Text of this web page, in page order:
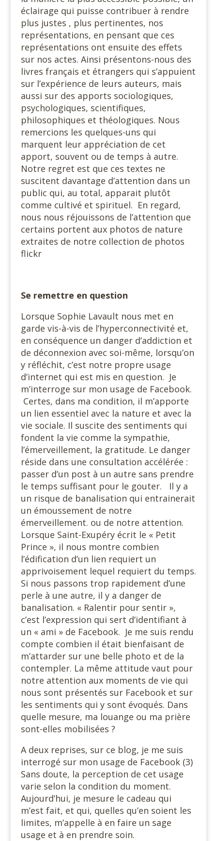
éclairage qui puisse contribuer à rendre
plus justes , plus pertinentes, nos
représentations, en pensant que ces
représentations ont ensuite des effets
sur nos actes. Ainsi présentons-nous des
livres français et étrangers qui s’appuient
sur l’expérience de leurs auteurs, mais
aussi sur des apports sociologiques,
psychologiques, scientifiques,
philosophiques et théologiques. Nous
remercions les quelques-uns qui
marquent leur appréciation de cet
apport, souvent ou de temps à autre.
Notre regret est que ces textes ne
suscitent davantage d’attention dans un
public qui, au total, apparait plutôt
comme cultivé et spirituel. En regard,
nous nous réjouissons de l’attention que
certains portent aux photos de nature
extraites de notre collection de photos
flickr
Se remettre en question
Lorsque Sophie Lavault nous met en
garde vis-à-vis de l’hyperconnectivité et,
en conséquence un danger d’addiction et
de déconnexion avec soi-même, lorsqu’on
y réfléchit, c’est notre propre usage
d’internet qui est mis en question. Je
m’interroge sur mon usage de Facebook.
Certes, dans ma condition, il m’apporte
un lien essentiel avec la nature et avec la
vie sociale. Il suscite des sentiments qui
fondent la vie comme la sympathie,
l’émerveillement, la gratitude. Le danger
réside dans une consultation accélérée :
passer d’un post à un autre sans prendre
le temps suffisant pour le gouter. Il y a
un risque de banalisation qui entrainerait
un émoussement de notre
émerveillement. ou de notre attention.
Lorsque Saint-Exupéry écrit le « Petit
Prince », il nous montre combien
l’édification d’un lien requiert un
apprivoisement lequel requiert du temps.
Si nous passons trop rapidement d’une
perle à une autre, il y a danger de
banalisation. « Ralentir pour sentir »,
c’est l’expression qui sert d’identifiant à
un « ami » de Facebook. Je me suis rendu
compte combien il était bienfaisant de
m’attarder sur une belle photo et de la
contempler. La même attitude vaut pour
notre attention aux moments de vie qui
nous sont présentés sur Facebook et sur
les sentiments qui y sont évoqués. Dans
quelle mesure, ma louange ou ma prière
sont-elles mobilisées ?
A deux reprises, sur ce blog, je me suis
interrogé sur mon usage de Facebook (3)
Sans doute, la perception de cet usage
varie selon la condition du moment.
Aujourd’hui, je mesure le cadeau qui
m’est fait, et qui, quelles qu’en soient les
limites, m’appelle à en faire un sage
usage et à en prendre soin.